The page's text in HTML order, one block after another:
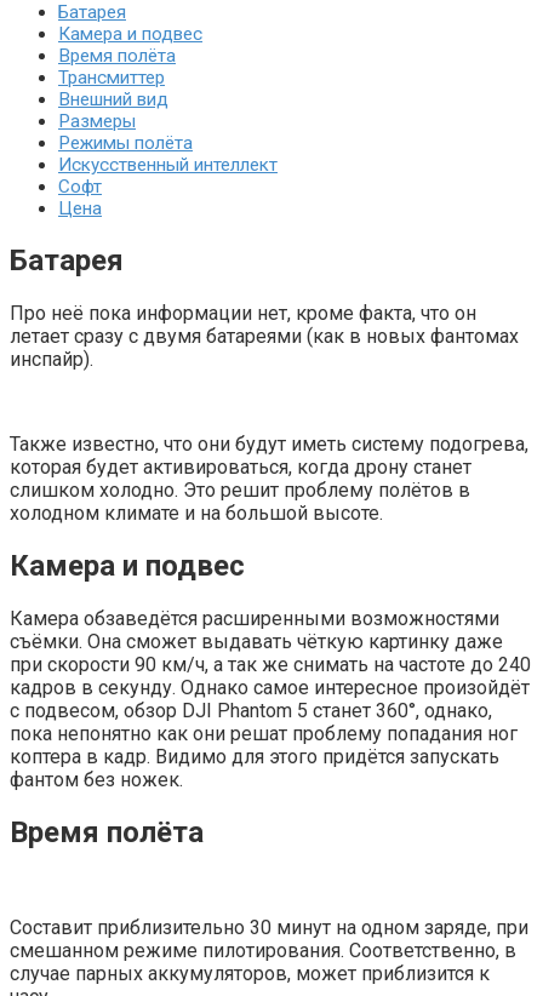
Батарея
Камера и подвес
Время полёта
Трансмиттер
Внешний вид
Размеры
Режимы полёта
Искусственный интеллект
Софт
Цена
Батарея
Про неё пока информации нет, кроме факта, что он
летает сразу с двумя батареями (как в новых фантомах
инспайр).
Также известно, что они будут иметь систему подогрева,
которая будет активироваться, когда дрону станет
слишком холодно. Это решит проблему полётов в
холодном климате и на большой высоте.
Камера и подвес
Камера обзаведётся расширенными возможностями
съёмки. Она сможет выдавать чёткую картинку даже
при скорости 90 км/ч, а так же снимать на частоте до 240
кадров в секунду. Однако самое интересное произойдёт
с подвесом, обзор DJI Phantom 5 станет 360°, однако,
пока непонятно как они решат проблему попадания ног
коптера в кадр. Видимо для этого придётся запускать
фантом без ножек.
Время полёта
Составит приблизительно 30 минут на одном заряде, при
смешанном режиме пилотирования. Соответственно, в
случае парных аккумуляторов, может приблизится к